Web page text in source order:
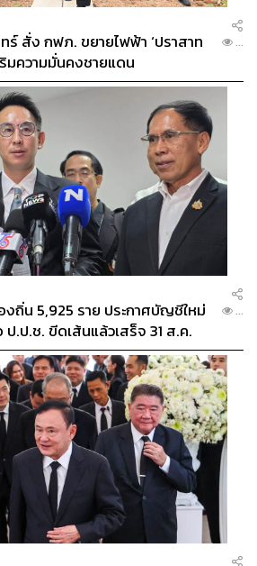
สั่ง กฟภ. ขยายไฟฟ้า ‘ปราสาท
มความมั่นคงชายแดน
...
ถิ่น 5,925 ราย ประกาศบัญชีใหม่
.ป.ช. ขีดเส้นแล้วเสร็จ 31 ส.ค.
...